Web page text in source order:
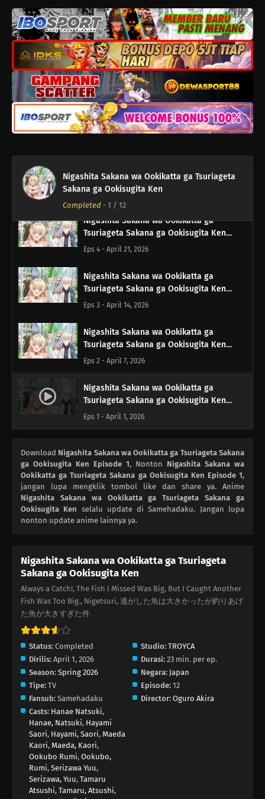
Nigashita Sakana wa Ookikatta ga Tsuriageta
Sakana ga Ookisugita Ken
Completed - 1 / 12
Tsuriageta Sakana ga Ookisugita Ken
Episode 8
Eps 8 - Mei 19, 2026
Nigashita Sakana wa Ookikatta ga
Tsuriageta Sakana ga Ookisugita Ken
Episode 7
Eps 7 - Mei 12, 2026
Nigashita Sakana wa Ookikatta ga
Tsuriageta Sakana ga Ookisugita Ken
Episode 6
Tsuriageta Sakana ga Ookisugita Ken
Episode 5
Eps 5 - April 28, 2026
Nigashita Sakana wa Ookikatta ga
Tsuriageta Sakana ga Ookisugita Ken
Episode 4
Eps 4 - April 21, 2026
Nigashita Sakana wa Ookikatta ga
Tsuriageta Sakana ga Ookisugita Ken
Episode 3
Eps 3 - April 14, 2026
Nigashita Sakana wa Ookikatta ga
Tsuriageta Sakana ga Ookisugita Ken
Episode 2
Eps 2 - April 7, 2026
Nigashita Sakana wa Ookikatta ga
Tsuriageta Sakana ga Ookisugita Ken
Episode 1
Eps 1 - April 1, 2026
Download Nigashita Sakana wa Ookikatta ga Tsuriageta Sakana
ga Ookisugita Ken Episode 1, Nonton Nigashita Sakana wa
Ookikatta ga Tsuriageta Sakana ga Ookisugita Ken Episode 1,
jangan lupa mengklik tombol like dan share ya. Anime
Nigashita Sakana wa Ookikatta ga Tsuriageta Sakana ga
Ookisugita Ken selalu update di Samehadaku. Jangan lupa
nonton update anime lainnya ya.
Nigashita Sakana wa Ookikatta ga Tsuriageta
Sakana ga Ookisugita Ken
Always a Catch!, The Fish I Missed Was Big, But I Caught Another
Fish Was Too Big., Nigetsuri, 逃がした魚は大きかったが釣りあげ
た魚が大きすぎた件
Status: Completed Studio: TROYCA
Dirilis: April 1, 2026 Durasi: 23 min. per ep.
Season: Spring 2026 Negara: Japan
Tipe: TV Episode: 12
Fansub: Samehadaku Director: Oguro Akira
Casts: Hanae Natsuki,
Hanae, Natsuki, Hayami
Saori, Hayami, Saori, Maeda
Kaori, Maeda, Kaori,
Ookubo Rumi, Ookubo,
Rumi, Serizawa Yuu,
Serizawa, Yuu, Tamaru
Atsushi, Tamaru, Atsushi,